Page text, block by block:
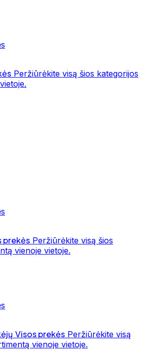
Peržiūrėkite visą šios kategorijos
prekės Peržiūrėkite visą šios
vienoje vietoje.
Visos prekės Peržiūrėkite visą
vienoje vietoje.